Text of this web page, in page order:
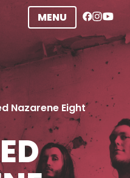
MENU
Nazarene Eight